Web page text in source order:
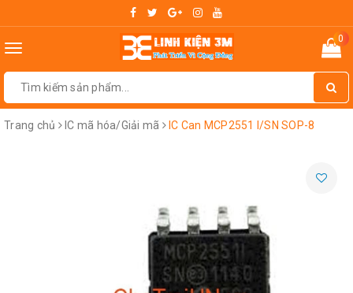
Toggle
0
Trang chủ IC mã hóa/Giải mã IC Can MCP2551 I/SN SOP-8